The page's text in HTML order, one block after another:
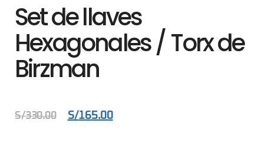
Set de llaves
Hexagonales / Torx de
Birzman
S/330.00 S/165.00